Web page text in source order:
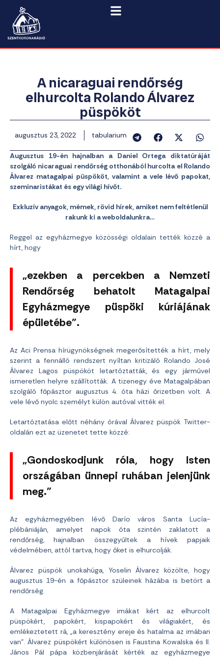
A nicaraguai rendőrség
elhurcolta Rolando Álvarez
püspököt
augusztus 23, 2022 tabularium
Augusztus 19-én hajnalban a Daniel Ortega diktatúráját
szolgáló nicaraguai rendőrség otthonából hurcolta el Rolando
Álvarez matagalpai püspököt, valamint a vele lévő papokat,
szeminaristákat és egy világi hívőt.
Exkluzív anyagok, mémek, rövid hírek, amiket nem feltétlenül
rakunk ki a weboldalunkra…
Reggel az egyházmegye közösségi oldalain tették közzé a
hírt, hogy
„ezekben a percekben a Nemzeti
Rendőrség behatolt Matagalpai
Egyházmegye püspöki kúriájának
épületébe”.
Az Aci Prensa hírügynökségnek megerősítették a hírt, mely
szerint a fennálló rendszert nyíltan kritizáló Rolando José
Álvarez Lagos püspököt letartóztatták, és egy járművel
ismeretlen helyre szállították. A tizenegy éve Matagalpában
szolgáló főpásztor augusztus 4. óta házi őrizetben volt. A
vele lévő nyolc személyt külön autóval vitték el.
Letartóztatása előtt néhány órával Álvarez püspök Twitter-
oldalán ezt az üzenetet tette közzé:
„Gondoskodjunk róla, hogy Isten
országában ünnepi ruhában jelenjünk
meg.”
Az egyházmegyében lévő Darío város Santa Lucía-
plébániáján, amelyet napok óta szintén zaklatott a
rendőrség, hajnalban összegyűltek a hívek papjaik
védelmében, attól tartva, hogy őket is elhurcolják.
Álvarez püspök unokahúga, Yoselin Álvarez közölte, hogy
augusztus 19-én a főpásztor szüleinek házába is betört a
rendőrség.
A Matagalpai Egyházmegye imákat kért az elhurcolt
püspökért, papokért, kispapokért és világiakért, és
emlékeztetett rá, „a keresztény ereje és hatalma az imában
van”. Álvarez püspökért különösen is Faustina Kowalska és II.
János Pál pápa közbenjárását kérték az egyházmegye